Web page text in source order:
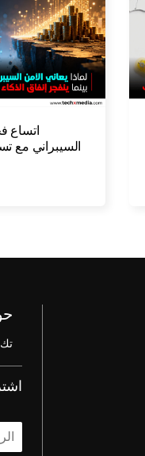
اتساع
السيبراني مع